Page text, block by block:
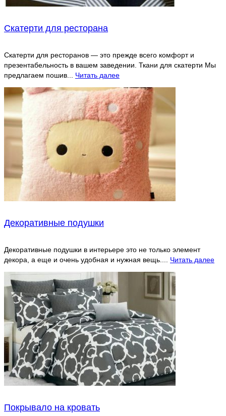
Скатерти для ресторана
Скатерти для ресторанов — это прежде всего комфорт и
презентабельность в вашем заведении. Ткани для скатерти Мы
предлагаем пошив... Читать далее
Декоративные подушки
Декоративные подушки в интерьере это не только элемент
декора, а еще и очень удобная и нужная вещь.... Читать далее
Покрывалo на кровать